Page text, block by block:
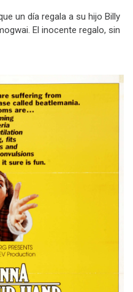
un día regala a su hijo Billy
El inocente regalo, sin